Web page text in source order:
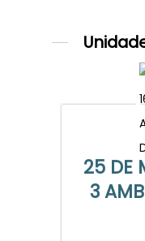
25 DE
3